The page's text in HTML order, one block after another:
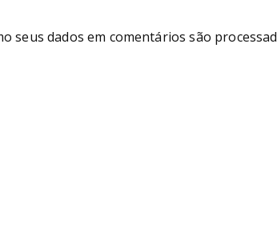
seus dados em comentários são